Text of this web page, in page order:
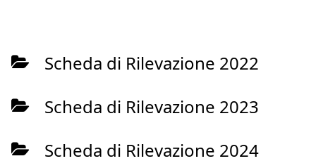
Scheda di Rilevazione 2022
Scheda di Rilevazione 2023
Scheda di Rilevazione 2024